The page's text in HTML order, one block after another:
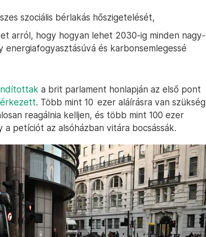
szociális bérlakás hőszigetelését,
arról, hogy hogyan lehet 2030-ig minden nagy-
energiafogyasztásúvá és karbonsemlegessé
a brit parlament honlapján az első pont
. Több mint 10 ezer aláírásra van szükség
reagálnia kelljen, és több mint 100 ezer
a petíciót az alsóházban vitára bocsássák.